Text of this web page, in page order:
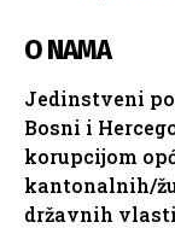
O NAMA
Jedinstveni
Bosni i
korupcijom
kantonalnih/
državnih